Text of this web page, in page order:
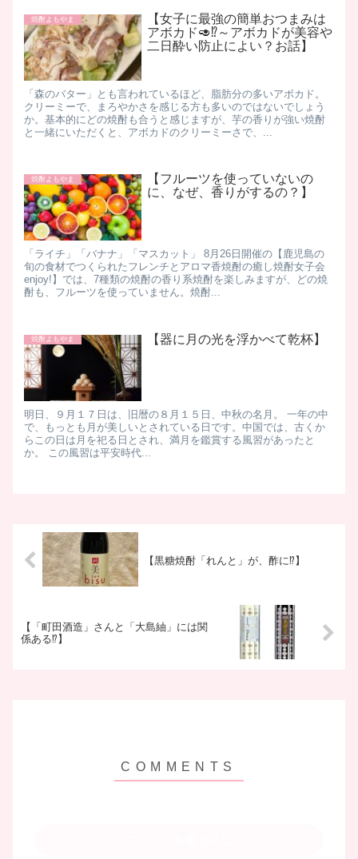
焼酎よもやま
【女子に最強の簡単おつまみは
アボカド🥑⁉～アボカドが美容や
二日酔い防止によい？お話】
「森のバター」とも言われているほど、脂肪分の多いアボカド。
クリーミーで、まろやかさを感じる方も多いのではないでしょう
か。 ​ 基本的にどの焼酎も合うと感じますが、芋の香りが強い焼酎
と一緒にいただくと、アボカドのクリーミーさで、...
焼酎よもやま
【フルーツを使っていないの
に、なぜ、香りがするの？】
「ライチ」「バナナ」「マスカット」 8月26日開催の【鹿児島の
旬の食材でつくられたフレンチとアロマ香焼酎の癒し焼酎女子会
enjoy!】では、7種類の焼酎の香り系焼酎を楽しみますが、どの焼
酎も、フルーツを使っていません。​ 焼酎...
焼酎よもやま 【器に月の光を浮かべて乾杯】
明日、９月１７日は、旧暦の８月１５日、中秋の名月。 一年の中
で、もっとも月が美しいとされている日です。 ​ ​ 中国では、古くか
らこの日は月を祀る日とされ、満月を鑑賞する風習があったと
か。 この風習は平安時代...
【黒糖焼酎「れんと」が、酢に⁉】
【「町田酒造」さんと「大島紬」には関
係ある⁉】